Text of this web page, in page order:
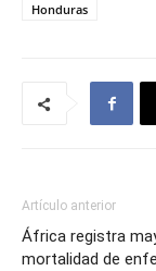
Honduras
Artículo anterior
África registra
mortalidad de